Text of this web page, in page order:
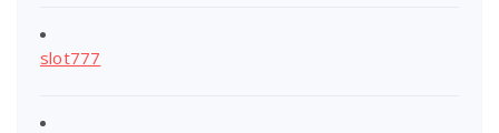
slot777